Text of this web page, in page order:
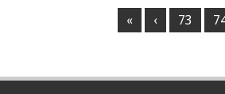
« ‹ 73